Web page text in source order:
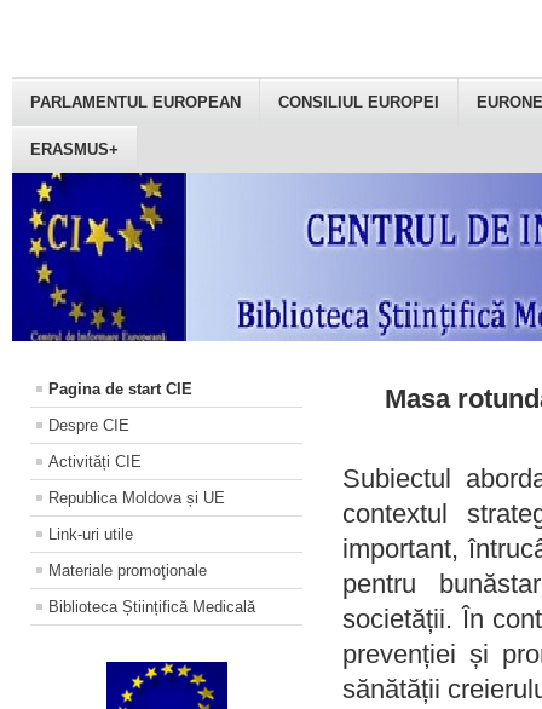
PARLAMENTUL EUROPEAN CONSILIUL EUROPEI
ERASMUS+
Pagina de start CIE
Despre CIE
Activități CIE
Republica Moldova și UE
Link-uri utile
Materiale promoţionale
Biblioteca Științifică Medicală
Masa
Subiectul
contextul
important,
pentru
societății. În
prevenției și
sănătății